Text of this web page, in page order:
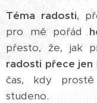
Téma radosti,
pro mě pořád
přesto, že, jak
radosti přece jen
čas, kdy prostě
studeno.